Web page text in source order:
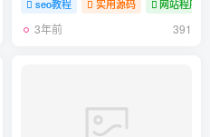
seo教程 实用源码 网站程序
3年前 391